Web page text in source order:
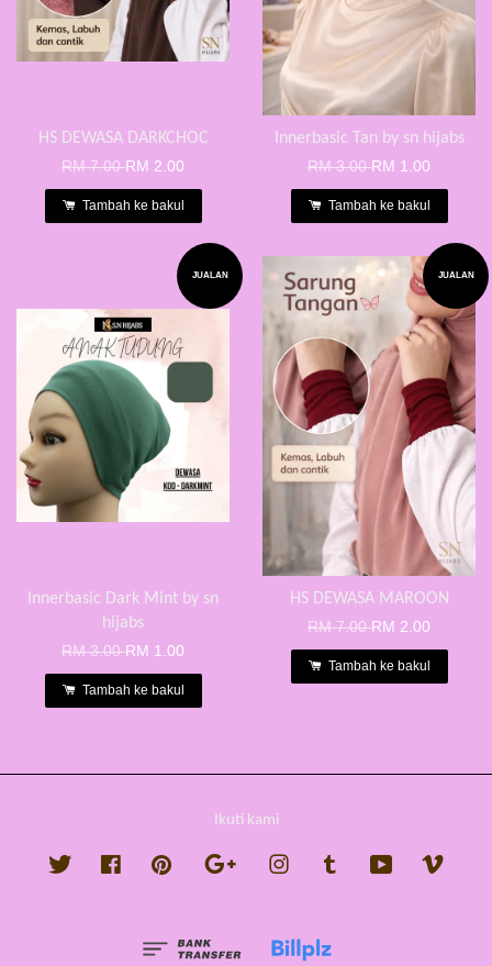
HS DEWASA DARKCHOC
RM 7.00RM 2.00
Tambah ke bakul
Innerbasic Tan by sn hijabs
RM 3.00RM 1.00
Tambah ke bakul
JUALAN
Innerbasic Dark Mint by sn
hijabs
RM 3.00RM 1.00
Tambah ke bakul
JUALAN
HS DEWASA MAROON
RM 7.00RM 2.00
Tambah ke bakul
Ikuti kami
Twitter FacebookPinterest Google InstagramTumblr YouTube